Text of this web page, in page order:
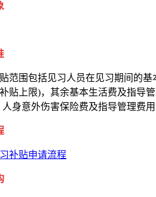
围包括见习人员在见习期间的基
贴上限)，其余基本生活费及指导
身意外伤害保险费及指导管理费用
补贴申请流程